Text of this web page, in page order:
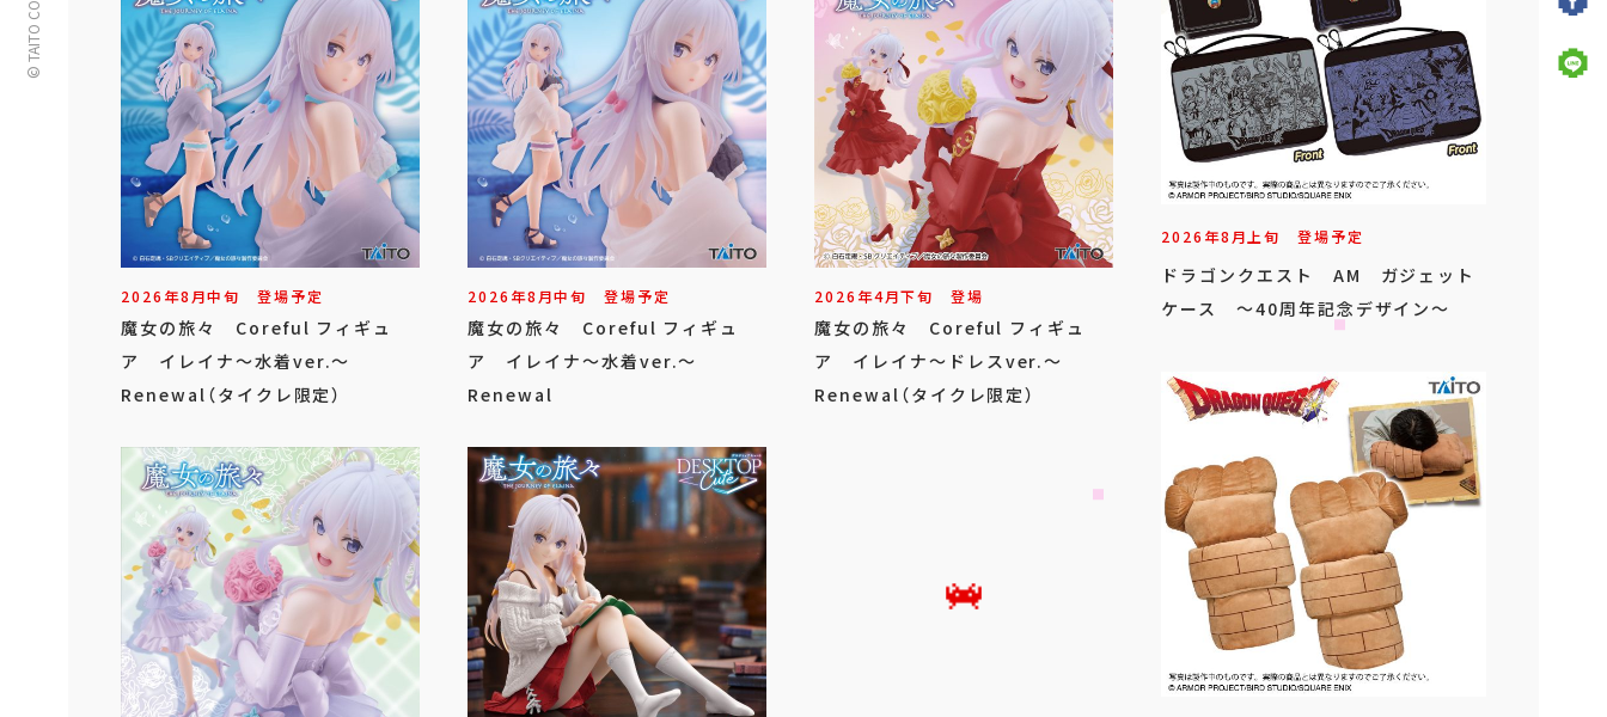
2026年8月中旬 登場予定
魔女の旅々 Coreful フィギュ
ア イレイナ～水着ver.～
Renewal（タイクレ限定）
2026年8月中旬 登場予定
魔女の旅々 Coreful フィギュ
ア イレイナ～水着ver.～
Renewal
2026年4月下旬 登場
魔女の旅々 Coreful フィギュ
ア イレイナ～ドレスver.～
Renewal（タイクレ限定）
2026年8月上旬 登場予定
ドラゴンクエスト AM ガジェット
ケース ～40周年記念デザイン～